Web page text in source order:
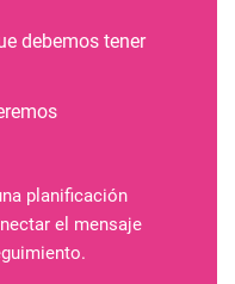
debemos tener
planificación
el mensaje